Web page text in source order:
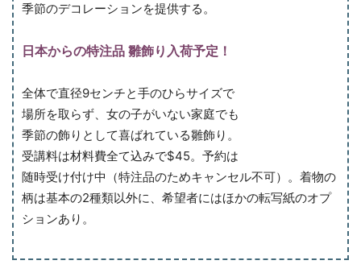
季節のデコレーションを提供する。
日本からの特注品 雛飾り入荷予定！
全体で直径9センチと手のひらサイズで
場所を取らず、女の子がいない家庭でも
季節の飾りとして喜ばれている雛飾り。
受講料は材料費全て込みで$45。予約は
随時受け付け中（特注品のためキャンセル不可）。着物の
柄は基本の2種類以外に、希望者にはほかの転写紙のオプ
ションあり。